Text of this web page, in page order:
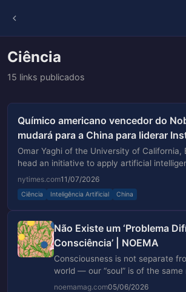
Ciência
15 links publicados
Químico americano vencedor do
mudará para a China para liderar
Omar Yaghi of the University of California,
head an initiative to apply artificial
discovery of new materials.
nytimes.com11/07/2026
Ciência Inteligência Artificial China
Não Existe um ‘Problema
Consciência’ | NOEMA
Consciousness is not separate
world — our “soul” is of the same
body and any other phenomenon
noemamag.com05/06/2026